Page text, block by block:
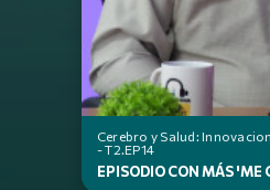
Cerebro y Salud:
- T2.EP14
EPISODIO CON MÁS 'ME